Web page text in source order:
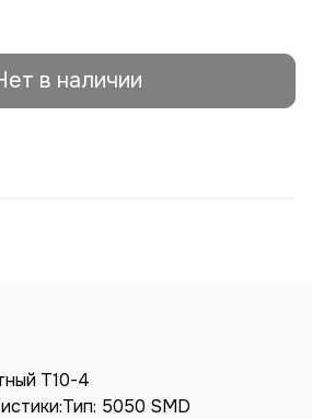
в наличии
T10-4
5050 SMD